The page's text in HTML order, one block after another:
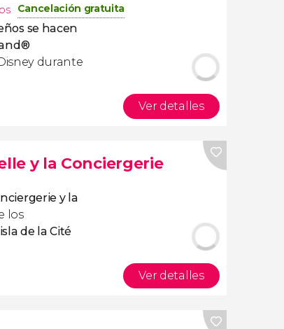
Cancelación gratuita
se hacen
durante
Ver detalles
y la Conciergerie
y la
los
de la Cité
Ver detalles